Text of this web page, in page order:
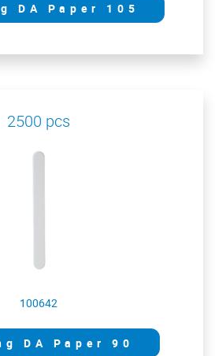
DA Paper 105
2500 pcs
100642
DA Paper 90